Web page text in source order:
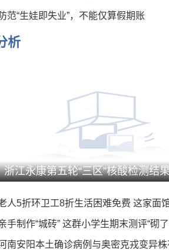
范“生娃即失业”，不能仅算假期账
析
浙江永康第五轮“三区”核酸检测结
人5折环卫工8折生活困难免费 这家面馆背
手制作“城砖” 这群小学生期末测评“砌
南安阳本土确诊病例与奥密克戎变异株